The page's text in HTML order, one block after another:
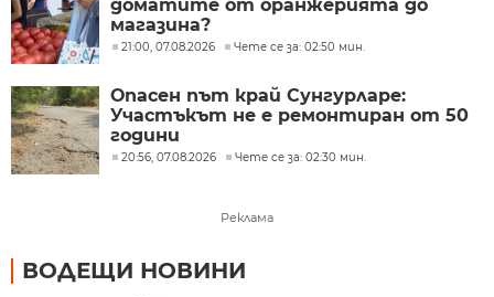
доматите от оранжерията до
магазина?
21:00, 07.08.2026 Чете се за: 02:50 мин.
Опасен път край Сунгурларе:
Участъкът не е ремонтиран от 50
години
20:56, 07.08.2026 Чете се за: 02:30 мин.
Реклама
ВОДЕЩИ НОВИНИ